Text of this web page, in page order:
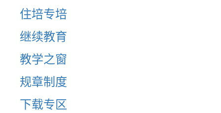
住培专培
继续教育
教学之窗
规章制度
下载专区